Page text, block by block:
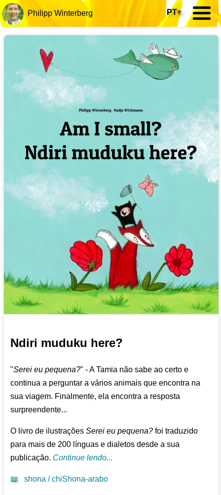
Philipp Winterberg PT▾
Ndiri muduku here?
"Serei eu pequena?" - A Tamia não sabe ao certo e
continua a perguntar a vários animais que encontra na
sua viagem. Finalmente, ela encontra a resposta
surpreendente...
O livro de ilustraçõesSerei eu pequena? foi traduzido
para mais de 200 línguas e dialetos desde a sua
publicação. Continue lendo...
📖 shona / chiShona-arabo